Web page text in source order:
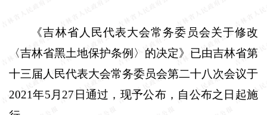
《吉林省人民代表大会常务委员会关于修改
〈吉林省黑土地保护条例〉的决定》已由吉林省第
十三届人民代表大会常务委员会第二十八次会议于
2021年5 月 27 日通过，现予公布，自公布之日起施